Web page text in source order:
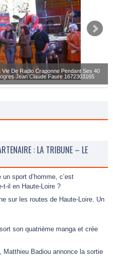
De Radio Craponne Pendant Ses 40
Jean Claude Faure 1672303165
: LA TRIBUNE – LE
sport d’homme, c’est
il en Haute-Loire ?
sur les routes de Haute-Loire. Un
son quatrième manga et crée
Matthieu Badiou annonce la sortie